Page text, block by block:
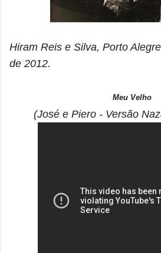
Hiram Reis e Silva, Porto
de 2012.
Meu Velho
(José e Piero - Versão